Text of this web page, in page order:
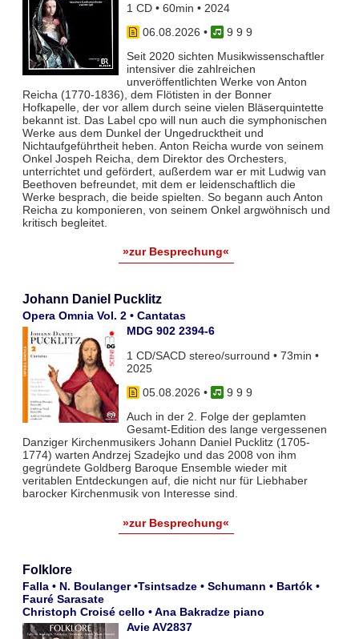
1 CD • 60min • 2024
06.08.2026 •
9 9 9
Seit 2020 sichten Musikwissenschaftler
intensiver die zahlreichen
unveröffentlichten Werke von Anton
Reicha (1770-1836), dem Flötisten in der Bonner
Hofkapelle, der vor allem durch seine vielen Bläserquintette
bekannt ist. Das Label cpo will nun auch die symphonischen
Werke aus dem Dunkel der Ungedrucktheit und
Nichtaufgeführtheit heben. Anton Reicha wurde von seinem
Onkel Jospeh Reicha, dem Direktor des Orchesters,
unterrichtet und gefördert, außerdem war er mit Ludwig van
Beethoven befreundet, mit dem er leidenschaftlich die
Werke besprach, die beide spielten. So begann auch Anton
Reicha zu komponieren, von seinem Onkel argwöhnisch und
kritisch begleitet.
»zur Besprechung«
Johann Daniel Pucklitz
Opera Omnia Vol. 2 • Cantatas
MDG 902 2394-6
1 CD/SACD stereo/surround • 73min •
2025
05.08.2026 •
9 9 9
Auch in der 2. Folge der geplamten
Gesamt-Edition des lange vergessenen
Danziger Kirchenmusikers Johann Daniel Pucklitz (1705-
1774) warten Andrzej Szadejko und das 2008 von ihm
gegründete Goldberg Baroque Ensemble wieder mit
veritablen Entdeckungen auf, die nicht nur für Liebhaber
barocker Kirchenmusik von Interesse sind.
»zur Besprechung«
Folklore
Falla • N. Boulanger •Tsintsadze • Schumann • Bartók •
Fauré Sarasate
Christoph Croisé cello • Ana Bakradze piano
Avie AV2837